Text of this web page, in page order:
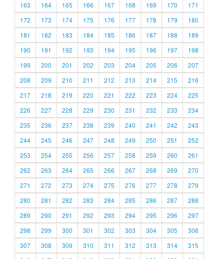
163
164 165 166 167 168 169 170
171
172
173 174 175 176 177 178 179
180
181
182 183 184 185 186 187 188
189
190
191 192 193 194 195 196 197
198
199
200 201 202 203 204 205 206
207
208
209 210 211 212 213 214 215
216
217
218 219 220 221 222 223 224
225
226
227 228 229 230 231 232 233
234
235
236 237 238 239 240 241 242
243
244
245 246 247 248 249 250 251
252
253
254 255 256 257 258 259 260
261
262
263 264 265 266 267 268 269
270
271
272 273 274 275 276 277 278
279
280
281 282 283 284 285 286 287
288
289
290 291 292 293 294 295 296
297
298
299 300 301 302 303 304 305
306
307
308 309 310 311 312 313 314
315